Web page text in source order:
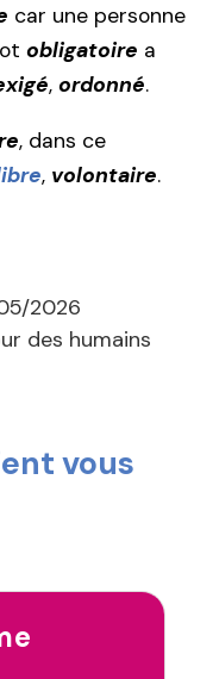
car une personne
obligatoire a
, ordonné.
, dans ce
, volontaire.
2026
des humains
vous